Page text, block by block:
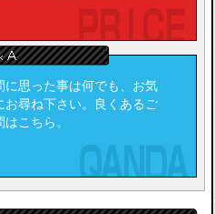
です。
待ちしております。
ットの送迎も承ります。
に思った事は何でも、お気
お尋ね下さい。良くあるご
はこちら。